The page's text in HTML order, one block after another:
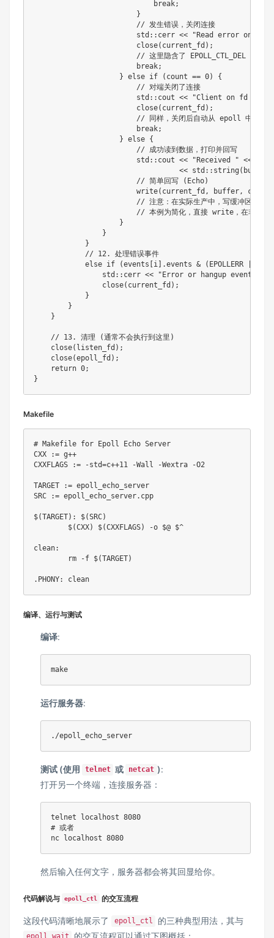
break;
}
// 发生错误，关闭连接
                        std
:: cerr <<
"Read error on fd "
close( current_fd ) ;
// 这里隐含了 EPOLL_CTL_DEL 操作
break;
} else if ( count == 0)
{
// 对端关闭了连接
                        std
:: cout << "Client on fd "
close( current_fd ) ;
// 同样，关闭后自动从 epoll 中移除
break;
} else {
// 成功读到数据，打印并回写
                        std
:: cout << "Received " <<
<< std :: string ( buffer
// 简单回写 (Echo)
write( current_fd , buffer , count
// 注意：在实际生产中，写缓冲区可能
// 本例为简化，直接 write，在非阻塞
}
}
}
// 12. 处理错误事件
else if (events [i ] .events & ( EPOLLERR
                std
:: cerr <<
"Error or hangup event on
close( current_fd ) ;
}
}
}
// 13. 清理 (通常不会执行到这里)
close( listen_fd ) ;
close(epoll_fd ) ;
return 0;
}
Makefile
# Makefile for Epoll Echo Server
CXX := g++
CXXFLAGS := -std=c++11 -Wall -Wextra -O2
TARGET := epoll_echo_server
SRC := epoll_echo_server.cpp
$(TARGET): $(SRC)
clean:
编译、运行与测试
编译:
make
运行服务器:
测试 (使用 telnet 或 netcat ):
打开另一个终端，连接服务器：
telnet localhost 8080
# 或者
nc localhost 8080
然后输入任何文字，服务器都会将其回显给你。
代码解说与 epoll_ctl 的交互流程
这段代码清晰地展示了 epoll_ctl 的三种典型用法，其与
的交互流程可以通过下图概括：